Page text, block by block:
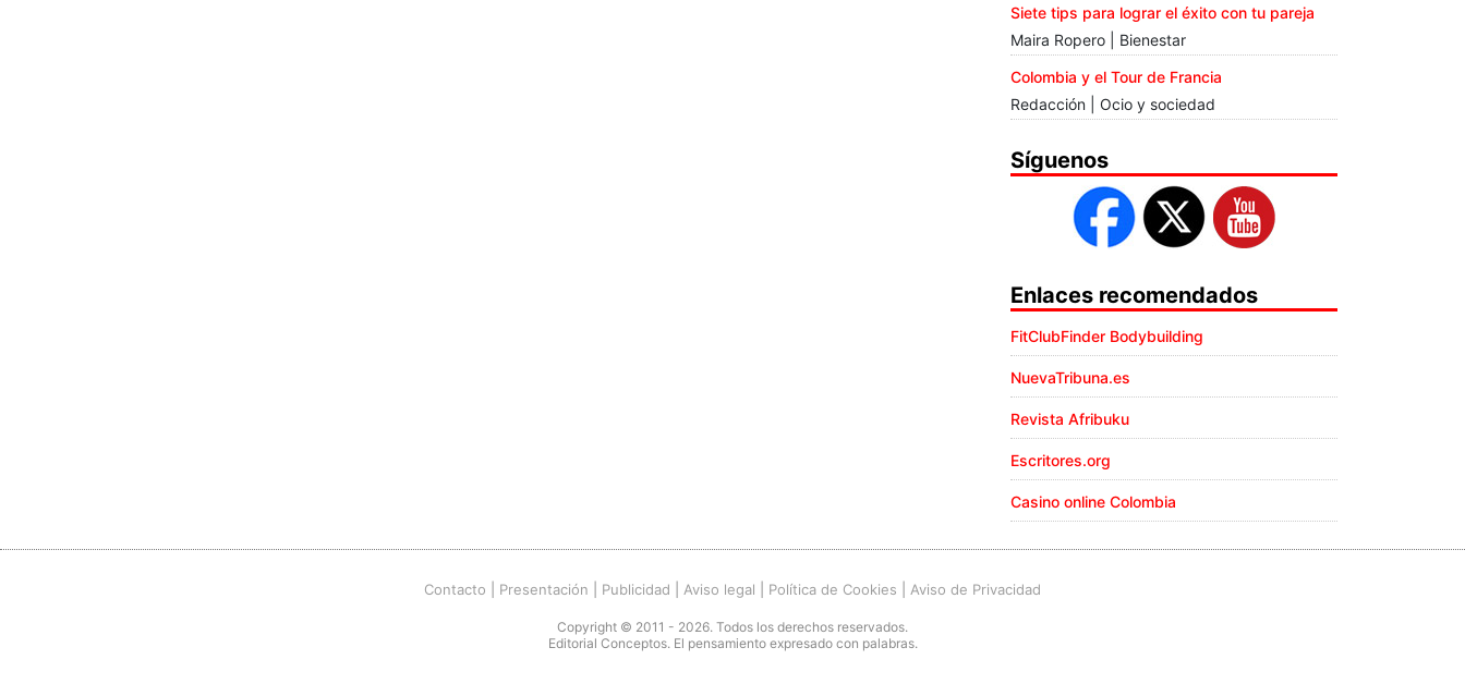
Siete tips para lograr el éxito con tu pareja
Maira Ropero | Bienestar
Colombia y el Tour de Francia
Redacción | Ocio y sociedad
Síguenos
Enlaces recomendados
FitClubFinder Bodybuilding
NuevaTribuna.es
Revista Afribuku
Escritores.org
Casino online Colombia
Contacto Presentación Publicidad Aviso legal Política de Cookies Aviso de Privacidad
Copyright © 2011 - 2026. Todos los derechos reservados.
Editorial Conceptos. El pensamiento expresado con palabras.